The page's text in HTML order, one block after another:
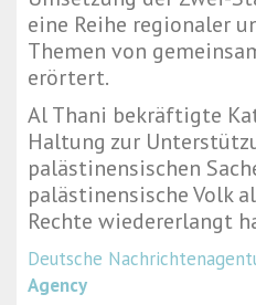
eine Reihe regionaler
Themen von
erörtert.
Al Thani bekräftigte
Haltung zur
palästinensischen
palästinensische Volk
Rechte wiedererlangt
Deutsche
Agency